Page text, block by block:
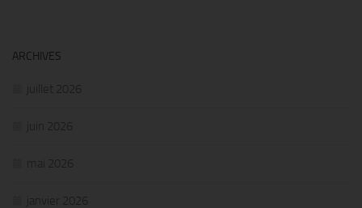
ARCHIVES
juillet 2026
juin 2026
mai 2026
janvier 2026